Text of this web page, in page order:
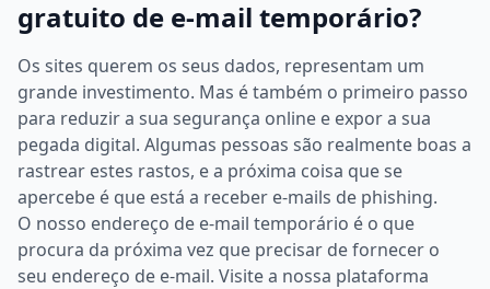
gratuito de e-mail temporário?
Os sites querem os seus dados, representam um
grande investimento. Mas é também o primeiro passo
para reduzir a sua segurança online e expor a sua
pegada digital. Algumas pessoas são realmente boas a
rastrear estes rastos, e a próxima coisa que se
apercebe é que está a receber e-mails de phishing.
O nosso endereço de e-mail temporário é o que
procura da próxima vez que precisar de fornecer o
seu endereço de e-mail. Visite a nossa plataforma